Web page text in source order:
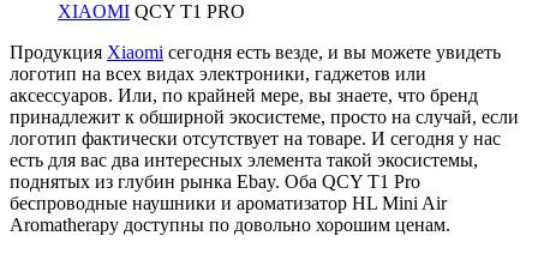
XIAOMI QCY T1 PRO
Продукция Xiaomi сегодня есть везде, и вы можете увидеть
логотип на всех видах электроники, гаджетов или
аксессуаров. Или, по крайней мере, вы знаете, что бренд
принадлежит к обширной экосистеме, просто на случай, если
логотип фактически отсутствует на товаре. И сегодня у нас
есть для вас два интересных элемента такой экосистемы,
поднятых из глубин рынка Ebay. Оба QCY T1 Pro
беспроводные наушники и ароматизатор HL Mini Air
Aromatherapy доступны по довольно хорошим ценам.